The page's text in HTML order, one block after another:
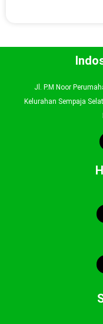
Jl. P.M Noor
Kelurahan Sempaja